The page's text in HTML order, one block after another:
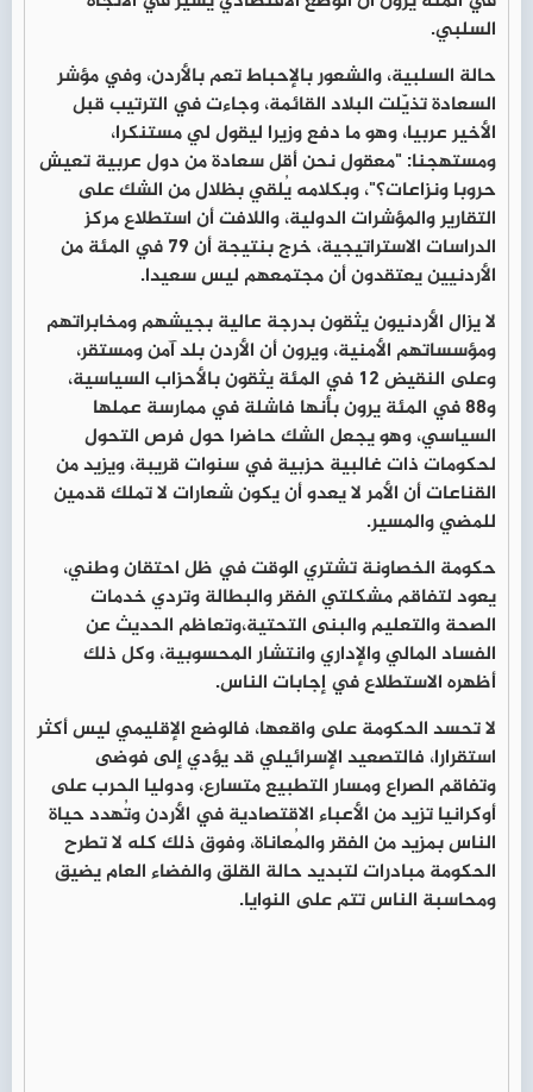
السلبي.
حالة السلبية، والشعور بالإحباط تعم بالأردن، وفي مؤشر
السعادة تذيّلت البلاد القائمة، وجاءت في الترتيب قبل
الأخير عربيا، وهو ما دفع وزيرا ليقول لي مستنكرا،
ومستهجنا: "معقول نحن أقل سعادة من دول عربية تعيش
حروبا ونزاعات؟"، وبكلامه يُلقي بظلال من الشك على
التقارير والمؤشرات الدولية، واللافت أن استطلاع مركز
الدراسات الاستراتيجية، خرج بنتيجة أن 79 في المئة من
الأردنيين يعتقدون أن مجتمعهم ليس سعيدا.
لا يزال الأردنيون يثقون بدرجة عالية بجيشهم ومخابراتهم
ومؤسساتهم الأمنية، ويرون أن الأردن بلد آمن ومستقر،
وعلى النقيض 12 في المئة يثقون بالأحزاب السياسية،
و88 في المئة يرون بأنها فاشلة في ممارسة عملها
السياسي، وهو يجعل الشك حاضرا حول فرص التحول
لحكومات ذات غالبية حزبية في سنوات قريبة، ويزيد من
القناعات أن الأمر لا يعدو أن يكون شعارات لا تملك قدمين
للمضي والمسير.
حكومة الخصاونة تشتري الوقت في ظل احتقان وطني،
يعود لتفاقم مشكلتي الفقر والبطالة وتردي خدمات
الصحة والتعليم والبنى التحتية،وتعاظم الحديث عن
الفساد المالي والإداري وانتشار المحسوبية، وكل ذلك
أظهره الاستطلاع في إجابات الناس.
لا تحسد الحكومة على واقعها، فالوضع الإقليمي ليس أكثر
استقرارا، فالتصعيد الإسرائيلي قد يؤدي إلى فوضى
وتفاقم الصراع ومسار التطبيع متسارع، ودوليا الحرب على
أوكرانيا تزيد من الأعباء الاقتصادية في الأردن وتُهدد حياة
الناس بمزيد من الفقر والمُعاناة، وفوق ذلك كله لا تطرح
الحكومة مبادرات لتبديد حالة القلق والفضاء العام يضيق
ومحاسبة الناس تتم على النوايا.